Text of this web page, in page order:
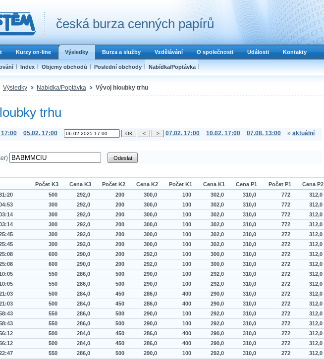
česká burza cenných papírů
Kurzy on-line Výsledky Burza a služby Vzdělávání O společnosti Události Kontakty
Index Objemy obchodů Poslední obchody Nabídka/Poptávka
Výsledky Nabídka/Poptávka Vývoj hloubky trhu
trhu
17:00 05.02. 17:00 07.02. 17:00 10.02. 17:00 07.08. 13:00 » aktuální
Počet K3 Cena K3 Počet K2 Cena K2 Počet K1 Cena K1 Cena P1 Počet P1 Cena P2
500 292,0 200 300,0 100 302,0 310,0 772 312,0
300 292,0 200 300,0 100 302,0 310,0 772 312,0
300 292,0 200 300,0 100 302,0 310,0 772 312,0
300 292,0 200 300,0 100 302,0 310,0 772 312,0
300 292,0 200 300,0 100 302,0 310,0 272 312,0
300 292,0 200 300,0 100 302,0 310,0 272 312,0
600 290,0 200 292,0 100 300,0 310,0 272 312,0
600 290,0 200 292,0 100 300,0 310,0 272 312,0
550 286,0 500 290,0 100 292,0 310,0 272 312,0
550 286,0 500 290,0 100 292,0 310,0 272 312,0
500 284,0 450 286,0 400 290,0 310,0 272 312,0
500 284,0 450 286,0 400 290,0 310,0 272 312,0
550 286,0 500 290,0 100 292,0 310,0 272 312,0
550 286,0 500 290,0 100 292,0 310,0 272 312,0
500 284,0 450 286,0 400 290,0 310,0 272 312,0
500 284,0 450 286,0 400 290,0 310,0 272 312,0
550 286,0 500 290,0 100 292,0 310,0 272 312,0